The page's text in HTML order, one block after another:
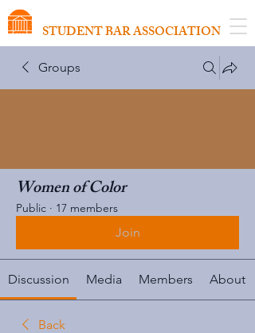
STUDENT BAR ASSOCIATION
Groups
Women of Color
Public · 17 members
Join
Discussion Media Members About
Back